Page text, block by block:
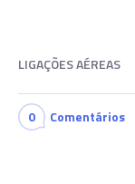
LIGAÇÕES AÉREAS
0 Comentários